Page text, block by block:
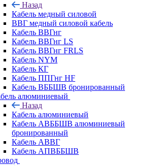
Назад
Кабель медный силовой
ВВГ медный силовой кабель
Кабель ВВГнг
Кабель ВВГнг LS
Кабель ВВГнг FRLS
Кабель NYM
Кабель КГ
Кабель ППГнг HF
Кабель ВББШВ бронированный
алюминиевый
Назад
Кабель алюминиевый
Кабель АВББШВ алюминиевый
бронированный
Кабель АВВГ
Кабель АПВББШВ